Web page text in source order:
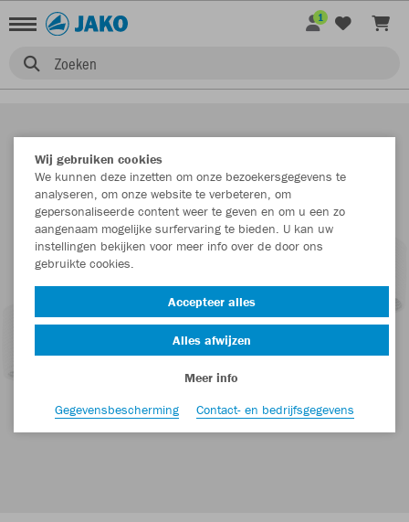
Zoeken
1
Wij gebruiken cookies
We kunnen deze inzetten om onze bezoekersgegevens te
analyseren, om onze website te verbeteren, om
gepersonaliseerde content weer te geven en om u een zo
aangenaam mogelijke surfervaring te bieden. U kan uw
instellingen bekijken voor meer info over de door ons
gebruikte cookies.
Accepteer alles
Alles afwijzen
Meer info
Gegevensbescherming
Contact- en bedrijfsgegevens